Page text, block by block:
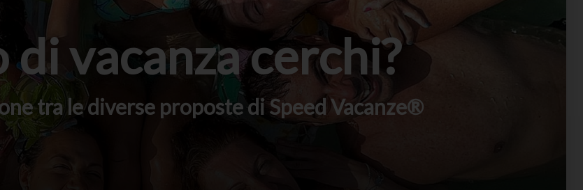
vacanza cerchi?
tra le diverse proposte di Speed Vacanze®